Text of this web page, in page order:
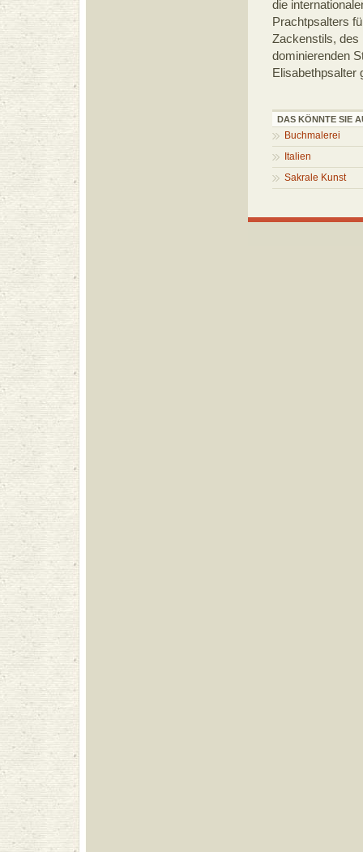
die
Prachtpsalters
Zackenstils, des
dominierenden
Elisabethpsalter
DAS KÖNNTE SIE
Buchmalerei
Italien
Sakrale Kunst